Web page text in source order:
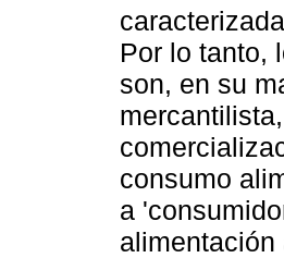
Por lo tanto,
son, en su
consumo
a